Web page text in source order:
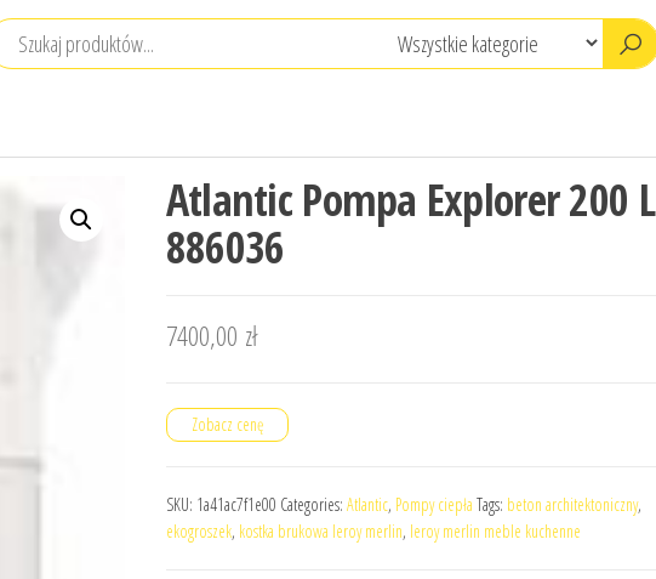
Atlantic Pompa Explorer 200 L
886036
7400,00 zł
Zobacz cenę
SKU: 1a41ac7f1e00 Categories: Atlantic, Pompy ciepła Tags: beton architektoniczny,
ekogroszek, kostka brukowa leroy merlin, leroy merlin meble kuchenne